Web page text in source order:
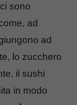
sono
ad
ad
lo zucchero
il sushi
in modo